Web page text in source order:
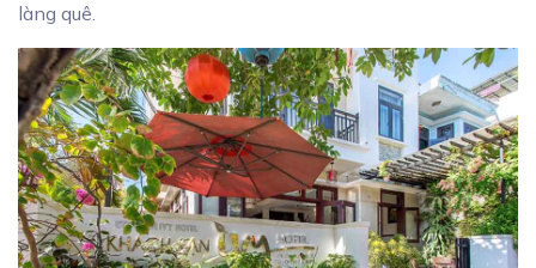
làng quê.